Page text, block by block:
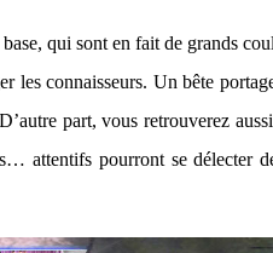
qui sont en fait de grands
connaisseurs. Un bête
part, vous retrouverez
attentifs pourront se délecter